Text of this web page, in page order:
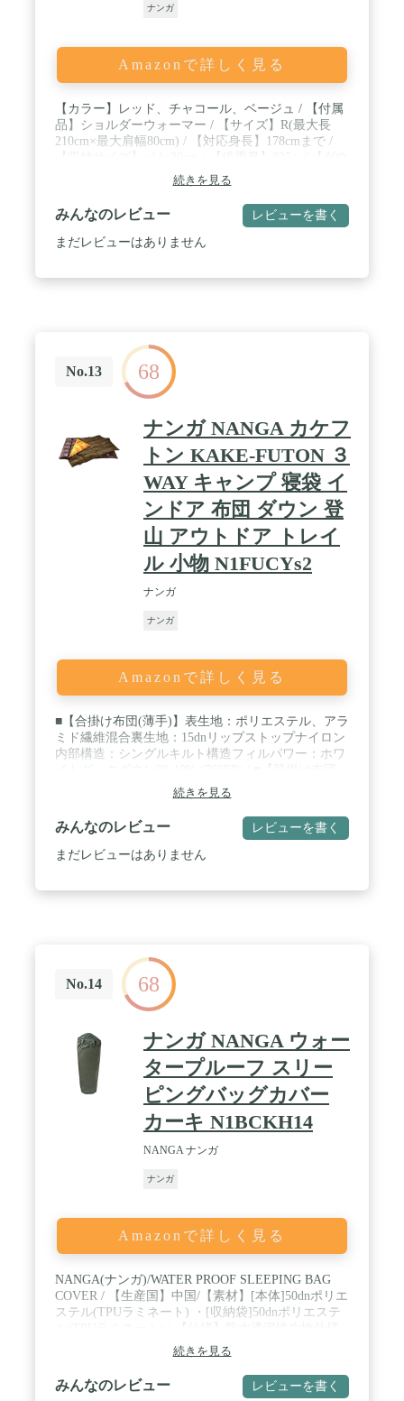
ナンガ
Amazonで詳しく見る
【カラー】レッド、チャコール、ベージュ / 【付属
品】ショルダーウォーマー / 【サイズ】R(最大長
210cm×最大肩幅80cm) / 【対応身長】178cmまで /
ン量】450g / 【生産国】日本製 / 【内部構造】台形
ボックスキルト構造 / 【快適使用温度】1℃／【下限
温度】-4℃ / 【素材】本体:15dnナイロンシレ撥水加
工、中綿:スパニッシュダックダウン90-10% (770FP)
超撥水加工
続きを見る
みんなのレビュー レビューを書く
まだレビューはありません
No.13 68
ナンガ NANGA カケフ
トン KAKE‐FUTON ３
WAY キャンプ 寝袋 イ
ンドア 布団 ダウン 登
山 アウトドア トレイ
ル 小物 N1FUCYs2
ナンガ
ナンガ
Amazonで詳しく見る
■【合掛け布団(薄手)】表生地：ポリエステル、アラ
ミド繊維混合裏生地：15dnリップストップナイロン
内部構造：シングルキルト構造フィルパワー：ホワ
(厚手)】表生地：15dnリップストップナイロン裏生
地：15dnリップストップナイロン内部構造：ボック
スキルト構造フィルパワー：ホワイトダックダウン
90-10% (760FP) / ■ダウン量■合掛け（上）：200g、
肌掛け（下）：600g ■ 色 ■COYOTE (コヨ
続きを見る
みんなのレビュー レビューを書く
まだレビューはありません
No.14 68
ナンガ NANGA ウォー
タープルーフ スリー
ピングバッグカバー
カーキ N1BCKH14
NANGA ナンガ
ナンガ
Amazonで詳しく見る
NANGA(ナンガ)/WATER PROOF SLEEPING BAG
COVER / 【生産国】中国/【素材】[本体]50dnポリエ
ステル(TPUラミネート) ・[収納袋]50dnポリエステ
・ドローコード付き ・サイドファスナー付き ・収
納袋付き ・[耐水圧]15,000mm ・[透湿]10,000g/M2
C6 ・撥水仕様 / 【注意点】生産や入荷時期により色
やデザインが微妙に異なる場合がございます。 ・商
続きを見る
みんなのレビュー レビューを書く